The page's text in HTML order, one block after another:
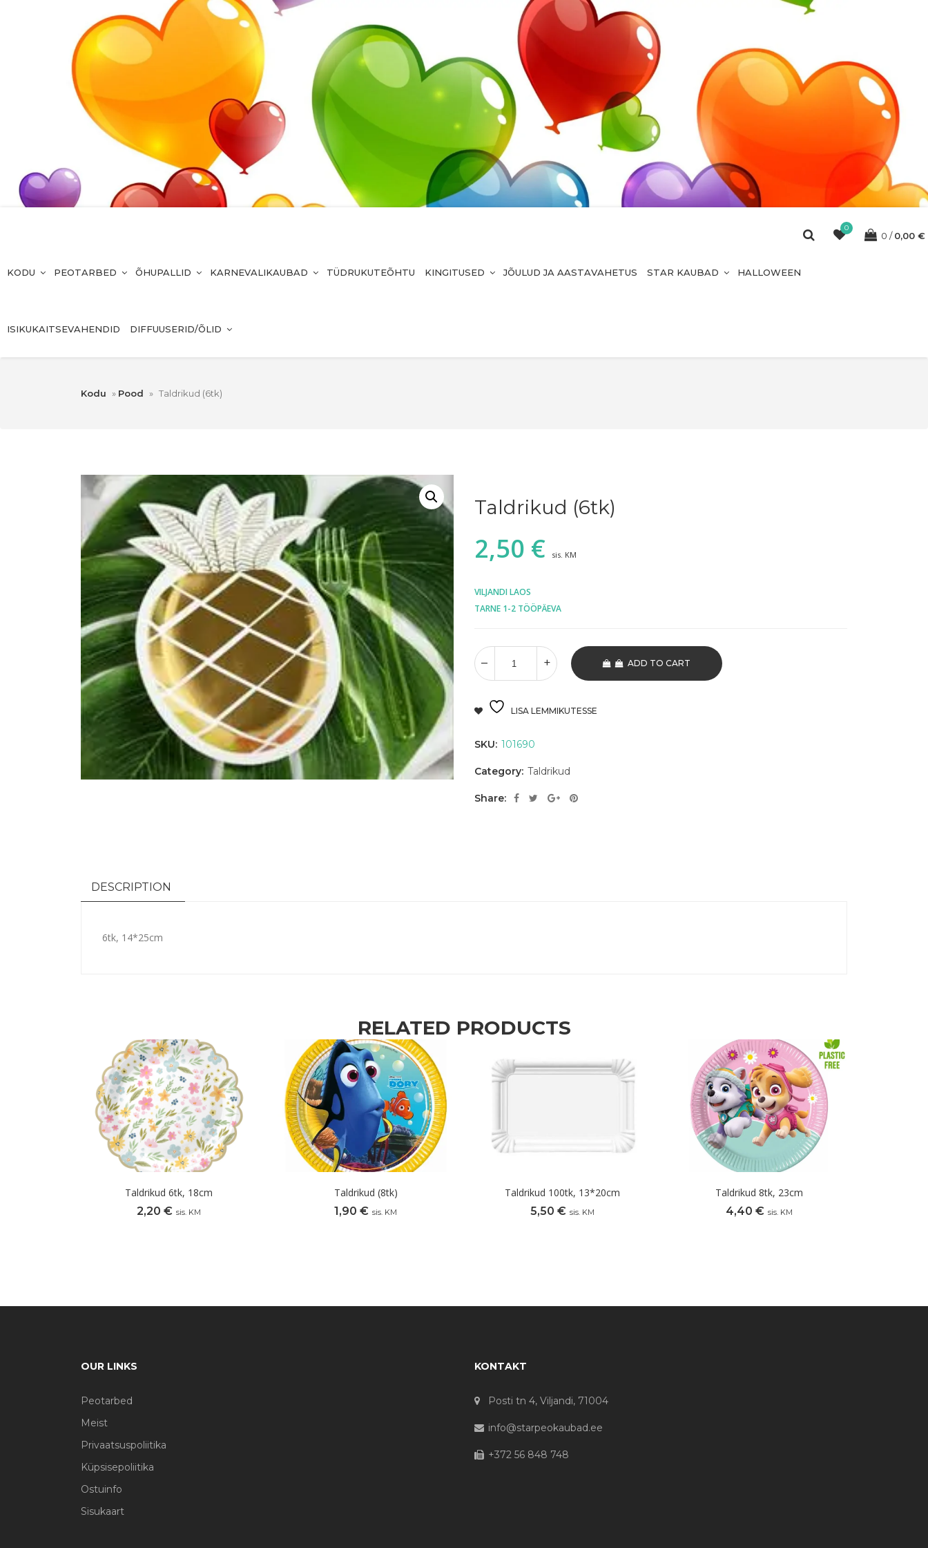
0
0 0,00 €
KODU PEOTARBED ÕHUPALLID KARNEVALIKAUBAD TÜDRUKUTEÕHTU KINGITUSED JÕULUD JA AASTAVAHETUS STAR KAUBAD HALLOWEEN
ISIKUKAITSEVAHENDID DIFFUUSERID/ÕLID
Kodu » Pood » Taldrikud (6tk)
Taldrikud (6tk)
2,50 € sis. KM
VILJANDI LAOS
TARNE 1-2 TÖÖPÄEVA
ADD TO CART
LISA LEMMIKUTESSE
SKU: 101690
Category: Taldrikud
Share:
DESCRIPTION
6tk, 14*25cm
RELATED PRODUCTS
Taldrikud 6tk, 18cm
2,20 € sis. KM
Taldrikud (8tk)
1,90 € sis. KM
Taldrikud 100tk, 13*20cm
5,50 € sis. KM
Taldrikud 8tk, 23cm
4,40 € sis. KM
OUR LINKS
Peotarbed
Meist
Privaatsuspoliitika
Küpsisepoliitika
Ostuinfo
Sisukaart
KONTAKT
Posti tn 4, Viljandi, 71004
info@starpeokaubad.ee
+372 56 848 748